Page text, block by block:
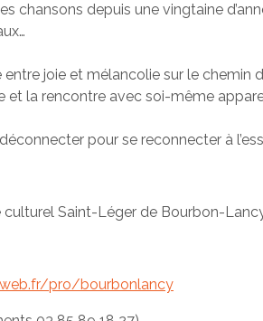
chansons depuis une vingtaine
joie et mélancolie sur le chemin
et la rencontre avec soi-même
pour se reconnecter à
culturel Saint-Léger de Bourbon-
pro/bourbonlancy